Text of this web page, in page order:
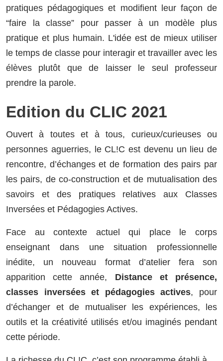
pratiques pédagogiques et modifient leur façon de
“faire la classe” pour passer à un modèle plus
pratique et plus humain. L'idée est de mieux utiliser
le temps de classe pour interagir et travailler avec les
élèves plutôt que de laisser le seul professeur
prendre la parole.
Edition du CLIC 2021
Ouvert à toutes et à tous, curieux/curieuses ou
personnes aguerries, le CL!C est devenu un lieu de
rencontre, d’échanges et de formation des pairs par
les pairs, de co-construction et de mutualisation des
savoirs et des pratiques relatives aux Classes
Inversées et Pédagogies Actives.
Face au contexte actuel qui place le corps
enseignant dans une situation professionnelle
inédite, un nouveau format d’atelier fera son
apparition cette année, Distance et présence,
classes inversées et pédagogies actives, pour
d’échanger et de mutualiser les expériences, les
outils et la créativité utilisés et/ou imaginés pendant
cette période.